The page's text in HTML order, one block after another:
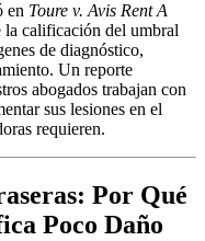
en Toure v. Avis Rent A
calificación del umbral
de diagnóstico,
Un reporte
abogados trabajan con
sus lesiones en el
requieren.
Por Qué
Poco Daño